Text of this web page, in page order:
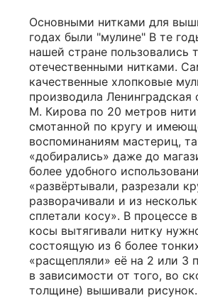
Основными нитками для
годах были "мулине" В те
нашей стране пользовались
отечественными нитками.
качественные хлопковые
производила
М. Кирова по 20 метров
смотанной по кругу и
воспоминаниям мастериц,
«добирались» даже до
более удобного
«развёртывали, разрезали
разворачивали и из
сплетали косу». В процессе
косы вытягивали нитку
состоящую из 6 более
«расщепляли» её на 2 или 3
в зависимости от того, во
толщине) вышивали рисунок.